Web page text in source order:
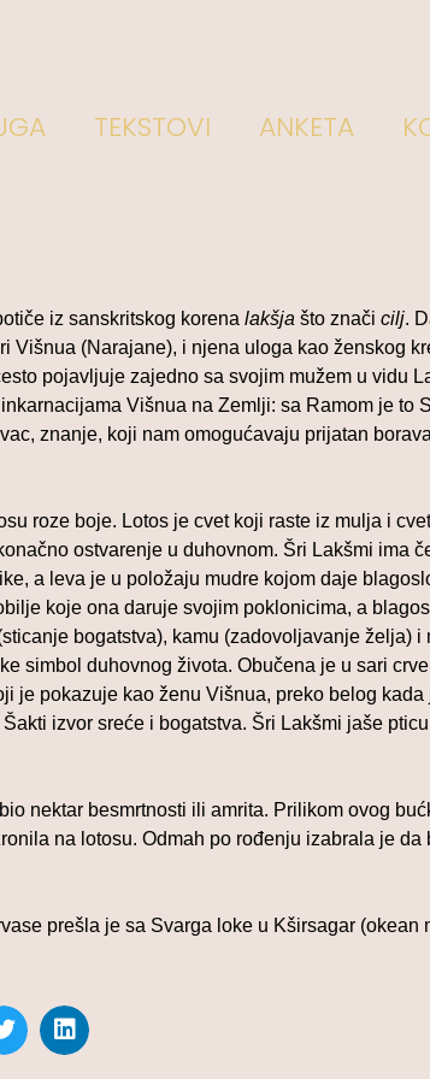
TEKSTOVI ANKETA
iz sanskritskog korena lakšja što znači cilj.
(Narajane), i njena uloga kao ženskog
pojavljuje zajedno sa svojim mužem u vidu
Višnua na Zemlji: sa Ramom je to
znanje, koji nam omogućavaju prijatan
roze boje. Lotos je cvet koji raste iz mulja i
ostvarenje u duhovnom. Šri Lakšmi ima
a leva je u položaju mudre kojom daje
koje ona daruje svojim poklonicima, a
bogatstva), kamu (zadovoljavanje želja) i
simbol duhovnog života. Obučena je u sari
je pokazuje kao ženu Višnua, preko belog
izvor sreće i bogatstva. Šri Lakšmi jaše
nektar besmrtnosti ili amrita. Prilikom ovog
na lotosu. Odmah po rođenju izabrala je da
prešla je sa Svarga loke u Kširsagar (okean